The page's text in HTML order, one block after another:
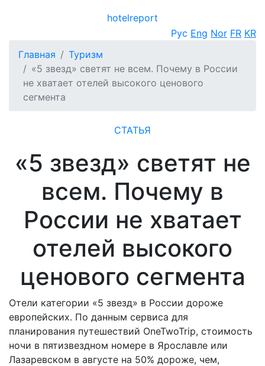
hotelreport
Рус Eng Nor FR KR
Главная
Туризм
«5 звезд» светят не всем. Почему в России
не хватает отелей высокого ценового
сегмента
СТАТЬЯ
«5 звезд» светят не
всем. Почему в
России не хватает
отелей высокого
ценового сегмента
Отели категории «5 звезд» в России дороже
европейских. По данным сервиса для
планирования путешествий OneTwoTrip, стоимость
ночи в пятизвездном номере в Ярославле или
Лазаревском в августе на 50% дороже, чем,